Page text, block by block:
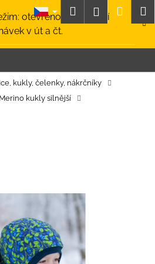
otevřeno a odesílání
v út a čt.
HledatPřihlášení
kukly, čelenky, nákrčníky
Merino kukly silnější